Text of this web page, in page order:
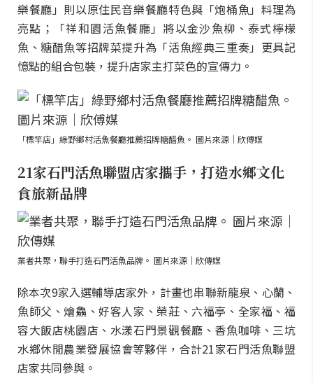
樂餐廳」則以原住民音樂餐廳特色與「炮桶魚」料理為
亮點；「祥和園活魚餐廳」將以金沙魚柳、泰式檸檬
魚、糖醋魚等招牌菜提升為「活魚經典三重奏」更具記
憶點的組合包裝，提升店家主打菜色的宣傳力。
「標竿店」綠野鄉村活魚餐廳推薦招牌糖醋魚。 圖片來源｜欣傅媒
21家石門活魚聯盟店家攜手，打造水鄉文化
食旅新品牌
業者共聚，聯手打造石門活魚品牌。 圖片來源｜欣傳媒
除本次9家入選輔導店家外，計畫也串聯新龍泉、心蘭、
魚師父、燴鱻、好客人家、榮莊、六福亭、全家福、福
容大飯店桃園店、水漾石門景觀餐廳、香魚咖啡、三坑
水鄉休閒農業發展協會等夥伴，合計21家石門活魚聯盟
店家共同參與。